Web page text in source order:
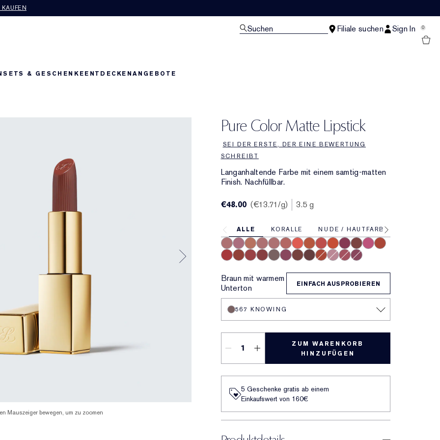
Suchen Filiale suchen Sign In 0
SETS & GESCHENKEENTDECKENANGEBOTE
Pure Color Matte Lipstick
SEI DER ERSTE, DER EINE BEWERTUNG
SCHREIBT
Langanhaltende Farbe mit einem samtig-matten
Finish. Nachfüllbar.
Mauszeiger bewegen, um zu zoomen
€48.00 €13.71/g 3.5 g
ALLE KORALLE NUDE / HAUTFARBEN
868 Influential
682 Love Bite
676 Flirtatious
828 In Control
420 Rebellious Rose
669 Stolen Heart
667 Deny All
836 Captivated
559 Demand
460 Thrill Me
888 Power Kiss
699 Fragile Ego
616 Enigma
Braun mit warmem
Unterton
EINFACH AUSPROBIEREN
567 KNOWING
ZUM WARENKORB
HINZUFÜGEN
5 Geschenke gratis ab einem
Einkaufswert von 160€​